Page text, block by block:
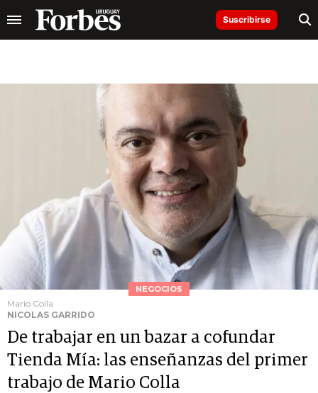
Suscribirse
NEGOCIOS
Mario Colla
NICOLAS GARRIDO
De trabajar en un bazar a cofundar
Tienda Mía: las enseñanzas del primer
trabajo de Mario Colla